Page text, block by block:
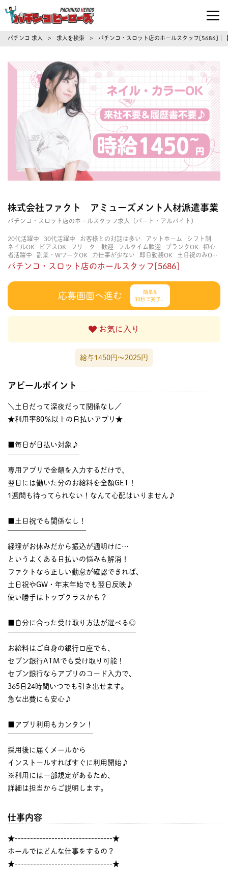
パチンコ求人・転職ならパチンコヒーロ
パチンコ 求人 > 求人を検索 > パチンコ・スロット店のホールスタッフ[5686]
株式会社ファクト アミューズメント人材派遣事業
パチンコ・スロット店のホールスタッフ求人（パート・アルバイト）
20代活躍中 30代活躍中 お客様との対話は多い アットホーム
シフト制
ネイルOK
ピアスOK フリーター歓迎 フルタイム歓迎 ブランクOK
初心
者活躍中
副業・WワークOK 力仕事が少ない 即日勤務OK
土日祝のみOK
学歴不問
服装自由 未経験・初心者OK 決められた時間できっちり
経験不要
立ち仕事 経験者・有資格者歓迎 自分の都合に合わせやすい
自由
パチンコ・スロット店のホールスタッフ[5686]
応募画面へ進む
簡単&
30秒で完了♩
お気に入り
給与1450円〜2025円
アピールポイント
＼土日だって深夜だって関係なし／
★利用率80％以上の日払いアプリ★
■毎日が日払い対象♪
専用アプリで金額を入力するだけで、
翌日には働いた分のお給料を全額GET！
1週間も待ってられない！なんて心配はいりません♪
■土日祝でも関係なし！
経理がお休みだから振込が週明けに…
というよくある日払いの悩みも解消！
ファクトなら正しい勤怠が確認できれば、
土日祝やGW・年末年始でも翌日反映♪
使い勝手はトップクラスかも？
■自分に合った受け取り方法が選べる◎
お給料はご自身の銀行口座でも、
セブン銀行ATMでも受け取り可能！
セブン銀行ならアプリのコード入力で、
365日24時間いつでも引き出せます。
急な出費にも安心♪
■アプリ利用もカンタン！
採用後に届くメールから
インストールすればすぐに利用開始♪
※利用には一部規定があるため、
詳細は担当からご説明します。
仕事内容
★--------------------------------★
ホールではどんな仕事をするの？
★--------------------------------★